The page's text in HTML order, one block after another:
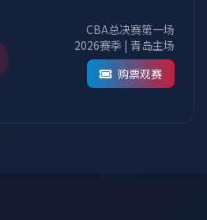
CBA总决赛第一场
2026赛季 | 青岛主场
购票观赛